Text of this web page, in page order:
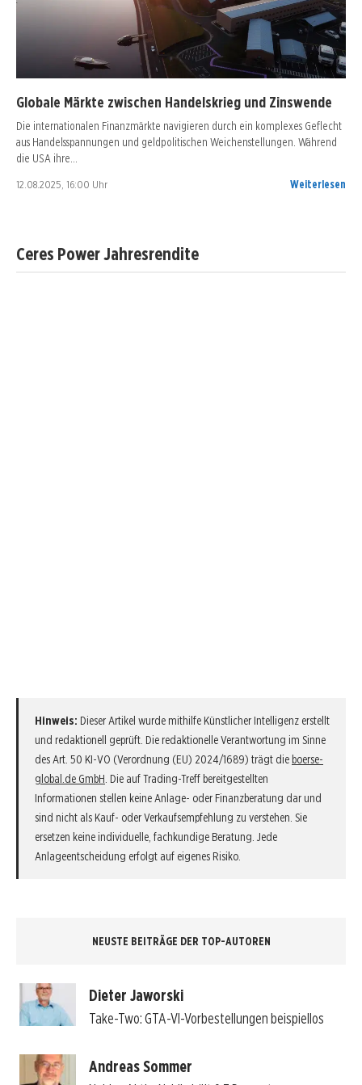
Globale Märkte zwischen Handelskrieg und Zinswende
Die internationalen Finanzmärkte navigieren durch ein komplexes Geflecht
aus Handelsspannungen und geldpolitischen Weichenstellungen. Während
die USA ihre…
12.08.2025, 16:00 Uhr Weiterlesen
Ceres Power Jahresrendite
Hinweis: Dieser Artikel wurde mithilfe Künstlicher Intelligenz erstellt
und redaktionell geprüft. Die redaktionelle Verantwortung im Sinne
des Art. 50 KI-VO (Verordnung (EU) 2024/1689) trägt die boerse-
global.de GmbH . Die auf Trading-Treff bereitgestellten
Informationen stellen keine Anlage- oder Finanzberatung dar und
sind nicht als Kauf- oder Verkaufsempfehlung zu verstehen. Sie
ersetzen keine individuelle, fachkundige Beratung. Jede
Anlageentscheidung erfolgt auf eigenes Risiko.
NEUSTE BEITRÄGE DER TOP-AUTOREN
Dieter Jaworski
Take-Two: GTA-VI-Vorbestellungen beispiellos
Andreas Sommer